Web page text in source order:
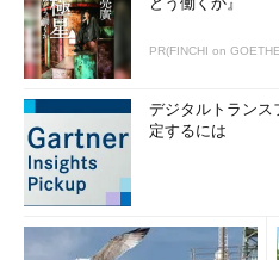
PR(FINCHI on
デジタルトランス
定するには